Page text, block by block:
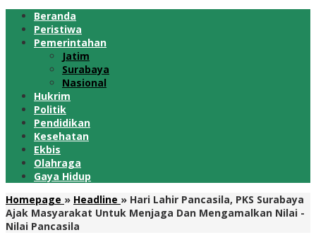
Beranda
Peristiwa
Pemerintahan
Jatim
Surabaya
Nasional
Hukrim
Politik
Pendidikan
Kesehatan
Ekbis
Olahraga
Gaya Hidup
Homepage » Headline » Hari Lahir Pancasila, PKS Surabaya
Ajak Masyarakat Untuk Menjaga Dan Mengamalkan Nilai -
Nilai Pancasila